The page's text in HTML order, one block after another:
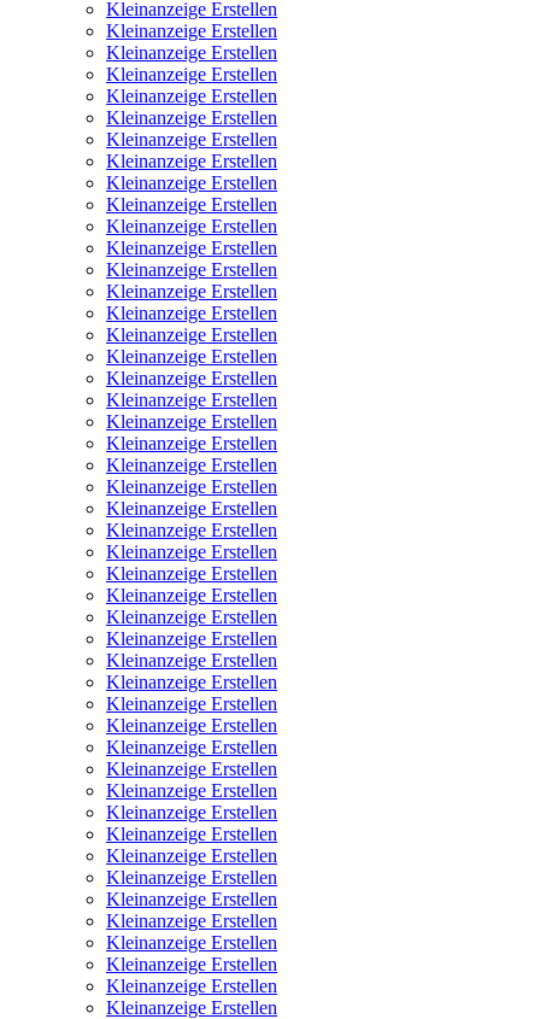
Kleinanzeige Erstellen
Kleinanzeige Erstellen
Kleinanzeige Erstellen
Kleinanzeige Erstellen
Kleinanzeige Erstellen
Kleinanzeige Erstellen
Kleinanzeige Erstellen
Kleinanzeige Erstellen
Kleinanzeige Erstellen
Kleinanzeige Erstellen
Kleinanzeige Erstellen
Kleinanzeige Erstellen
Kleinanzeige Erstellen
Kleinanzeige Erstellen
Kleinanzeige Erstellen
Kleinanzeige Erstellen
Kleinanzeige Erstellen
Kleinanzeige Erstellen
Kleinanzeige Erstellen
Kleinanzeige Erstellen
Kleinanzeige Erstellen
Kleinanzeige Erstellen
Kleinanzeige Erstellen
Kleinanzeige Erstellen
Kleinanzeige Erstellen
Kleinanzeige Erstellen
Kleinanzeige Erstellen
Kleinanzeige Erstellen
Kleinanzeige Erstellen
Kleinanzeige Erstellen
Kleinanzeige Erstellen
Kleinanzeige Erstellen
Kleinanzeige Erstellen
Kleinanzeige Erstellen
Kleinanzeige Erstellen
Kleinanzeige Erstellen
Kleinanzeige Erstellen
Kleinanzeige Erstellen
Kleinanzeige Erstellen
Kleinanzeige Erstellen
Kleinanzeige Erstellen
Kleinanzeige Erstellen
Kleinanzeige Erstellen
Kleinanzeige Erstellen
Kleinanzeige Erstellen
Kleinanzeige Erstellen
Kleinanzeige Erstellen